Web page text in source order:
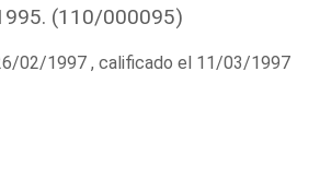
(110/000095)
02/1997 , calificado el 11/03/1997